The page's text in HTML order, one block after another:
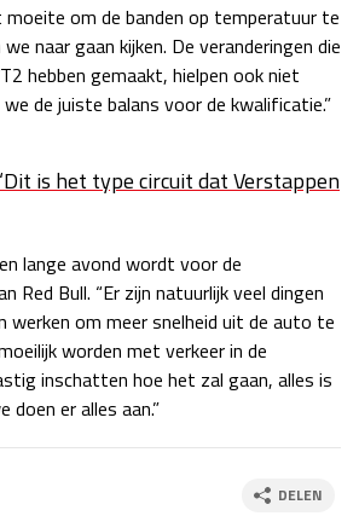
za 19:00 - 20:00
zo 17:00 - 19:00
moeite om de banden op temperatuur te
naar gaan kijken. De veranderingen die
hebben gemaakt, hielpen ook niet
de juiste balans voor de kwalificatie.”
is het type circuit dat Verstappen
lange avond wordt voor de
Red Bull. “Er zijn natuurlijk veel dingen
werken om meer snelheid uit de auto te
worden met verkeer in de
inschatten hoe het zal gaan, alles is
doen er alles aan.”
DELEN